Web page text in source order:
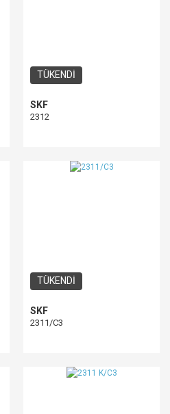
TÜKENDİ
SKF
2312
TÜKENDİ
SKF
2311/C3